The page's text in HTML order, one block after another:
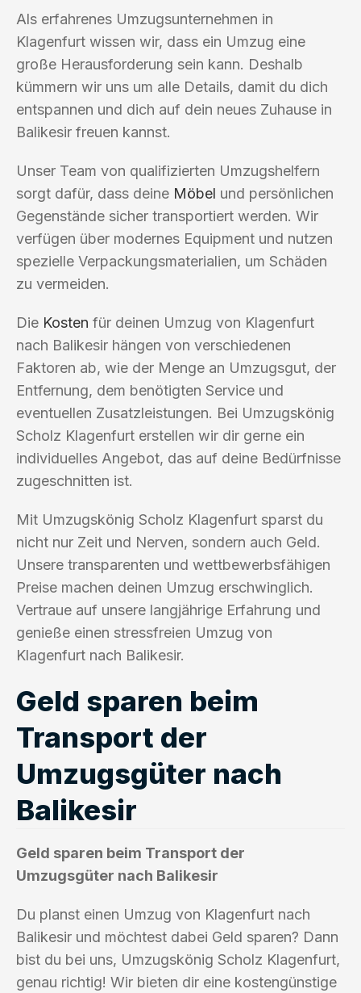
Als erfahrenes Umzugsunternehmen in
Klagenfurt wissen wir, dass ein Umzug eine
große Herausforderung sein kann. Deshalb
kümmern wir uns um alle Details, damit du dich
entspannen und dich auf dein neues Zuhause in
Balikesir freuen kannst.
Unser Team von qualifizierten Umzugshelfern
sorgt dafür, dass deine Möbel und persönlichen
Gegenstände sicher transportiert werden. Wir
verfügen über modernes Equipment und nutzen
spezielle Verpackungsmaterialien, um Schäden
zu vermeiden.
Die Kosten für deinen Umzug von Klagenfurt
nach Balikesir hängen von verschiedenen
Faktoren ab, wie der Menge an Umzugsgut, der
Entfernung, dem benötigten Service und
eventuellen Zusatzleistungen. Bei Umzugskönig
Scholz Klagenfurt erstellen wir dir gerne ein
individuelles Angebot, das auf deine Bedürfnisse
zugeschnitten ist.
Mit Umzugskönig Scholz Klagenfurt sparst du
nicht nur Zeit und Nerven, sondern auch Geld.
Unsere transparenten und wettbewerbsfähigen
Preise machen deinen Umzug erschwinglich.
Vertraue auf unsere langjährige Erfahrung und
genieße einen stressfreien Umzug von
Klagenfurt nach Balikesir.
Geld sparen beim
Transport der
Umzugsgüter nach
Balikesir
Geld sparen beim Transport der
Umzugsgüter nach Balikesir
Du planst einen Umzug von Klagenfurt nach
Balikesir und möchtest dabei Geld sparen? Dann
bist du bei uns, Umzugskönig Scholz Klagenfurt,
genau richtig! Wir bieten dir eine kostengünstige